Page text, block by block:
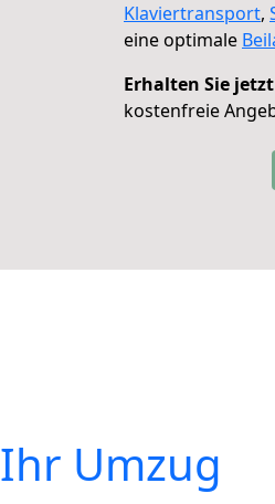
Klaviertransport,
eine optimale
Erhalten Sie jetzt
kostenfreie
Ihr Umzug